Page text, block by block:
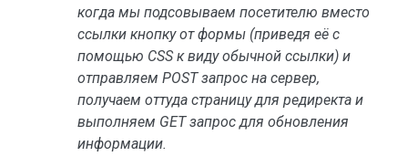
когда мы подсовываем посетителю вместо
ссылки кнопку от формы (приведя её с
помощью CSS к виду обычной ссылки) и
отправляем POST запрос на сервер,
получаем оттуда страницу для редиректа и
выполняем GET запрос для обновления
информации.